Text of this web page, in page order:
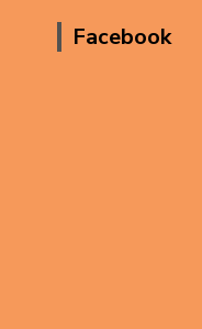
Facebook